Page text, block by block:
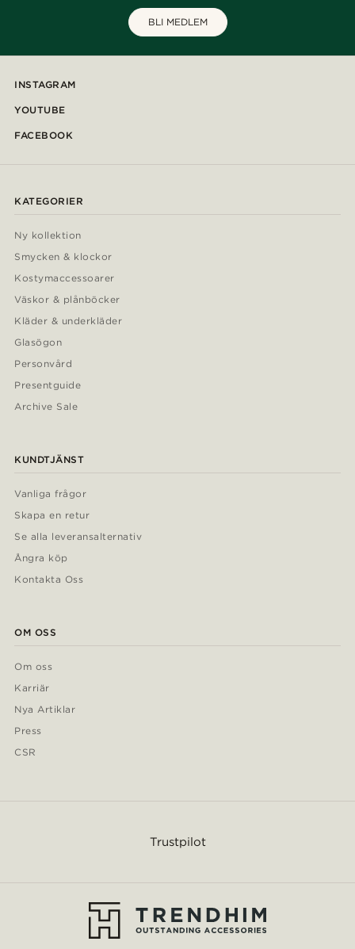
BLI MEDLEM
INSTAGRAM
YOUTUBE
FACEBOOK
KATEGORIER
Ny kollektion
Smycken & klockor
Kostymaccessoarer
Väskor & plånböcker
Kläder & underkläder
Glasögon
Personvård
Presentguide
Archive Sale
KUNDTJÄNST
Vanliga frågor
Skapa en retur
Se alla leveransalternativ
Ångra köp
Kontakta Oss
OM OSS
Om oss
Karriär
Nya Artiklar
Press
CSR
Trustpilot